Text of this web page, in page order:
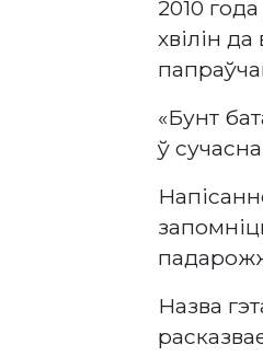
2010
хвілін
«Бунт
ў
Назва